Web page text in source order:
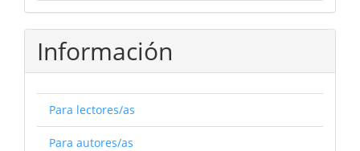
Información
Para lectores/as
Para autores/as